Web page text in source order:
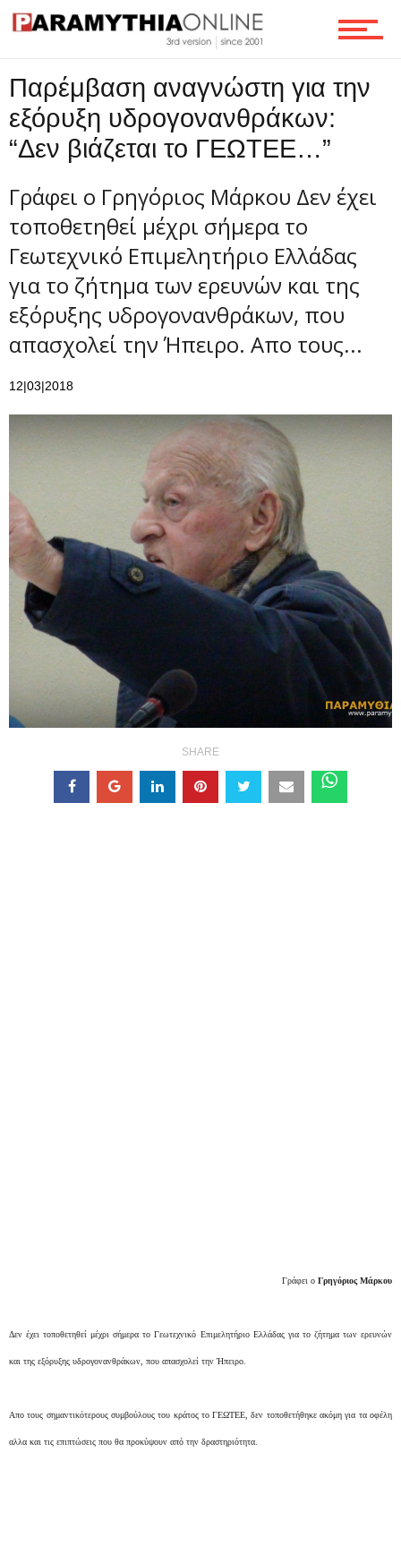
Τεχνολογία
Ροή
Παρέμβαση αναγνώστη για την
εξόρυξη υδρογονανθράκων:
“Δεν βιάζεται το ΓΕΩΤΕΕ…”
Γράφει ο Γρηγόριος Μάρκου Δεν έχει
τοποθετηθεί μέχρι σήμερα το
Γεωτεχνικό Επιμελητήριο Ελλάδας
για το ζήτημα των ερευνών και της
εξόρυξης υδρογονανθράκων, που
απασχολεί την Ήπειρο. Απο τους...
12|03|2018
SHARE
Γράφει ο Γρηγόριος Μάρκου
Δεν έχει τοποθετηθεί μέχρι σήμερα το Γεωτεχνικό Επιμελητήριο Ελλάδας για το ζήτημα των ερευνών
και της εξόρυξης υδρογονανθράκων, που απασχολεί την Ήπειρο.
Απο τους σημαντικότερους συμβούλους του κράτος το ΓΕΩΤΕΕ, δεν τοποθετήθηκε ακόμη για τα οφέλη
αλλα και τις επιπτώσεις που θα προκύψουν από την δραστηριότητα.